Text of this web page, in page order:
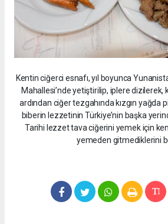
Kentin ciğerci esnafı, yıl boyunca
Mahallesi’nde yetiştirilip, iplere dizilerek,
ardından ciğer tezgahında kızgın yağda
biberin lezzetinin Türkiye’nin başka
Tarihi lezzet tava ciğerini yemek için
yemeden gitmediklerini